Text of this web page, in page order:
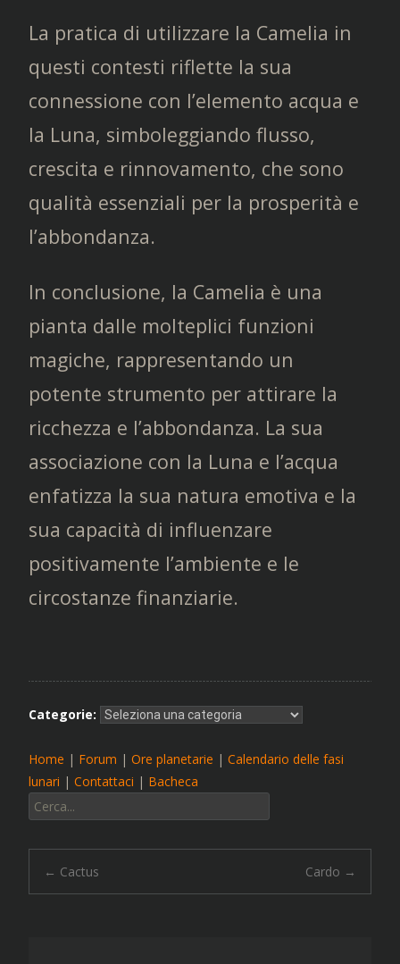
La pratica di utilizzare la Camelia in
questi contesti riflette la sua
connessione con l’elemento acqua e
la Luna, simboleggiando flusso,
crescita e rinnovamento, che sono
qualità essenziali per la prosperità e
l’abbondanza.
In conclusione, la Camelia è una
pianta dalle molteplici funzioni
magiche, rappresentando un
potente strumento per attirare la
ricchezza e l’abbondanza. La sua
associazione con la Luna e l’acqua
enfatizza la sua natura emotiva e la
sua capacità di influenzare
positivamente l’ambiente e le
circostanze finanziarie.
Categorie:
Home | Forum | Ore planetarie | Calendario delle fasi
lunari | Contattaci | Bacheca
Cerca:
Navigazione
← Cactus Cardo →